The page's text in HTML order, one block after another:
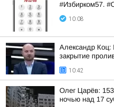
#Избирком57.
10:08
Александр
закрытие
10:42
Олег Царёв:
ночью над 17